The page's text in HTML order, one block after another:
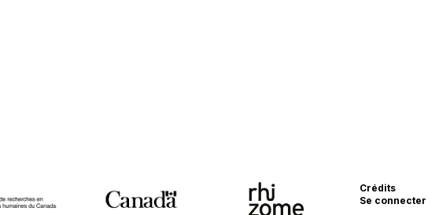
Crédits
Se connecter